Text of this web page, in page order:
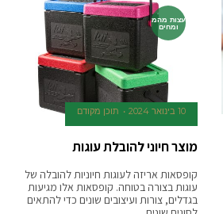
עצות מהמ
ומחים
10 בינואר 2024 תוכן מקודם
מוצר חיוני להובלת עוגות
קופסאות אריזה לעוגות חיוניות להובלה של
עוגות בצורה בטוחה. קופסאות אלו מגיעות
בגדלים, צורות ועיצובים שונים כדי להתאים